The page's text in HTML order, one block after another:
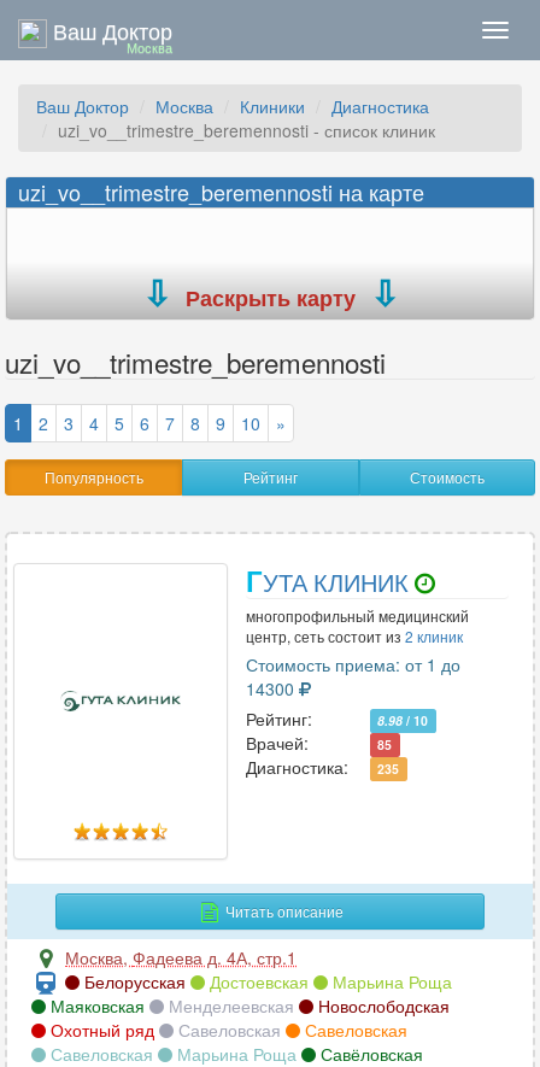
Ваш Доктор
Москва
Ваш Доктор Москва Клиники
Диагностика
uzi_vo__trimestre_beremennosti - список клиник
uzi_vo__trimestre_beremennosti на карте
Раскрыть карту
uzi_vo__trimestre_beremennosti
1 2 3 4 5 6 7 8 9 10 »
Популярность Рейтинг Стоимость
ГУТА КЛИНИК
многопрофильный медицинский
центр, сеть состоит из 2 клиник
Стоимость приема: от 1 до
14300
Рейтинг:
8.98 / 10
Врачей: 85
Диагностика: 235
Читать описание
Москва, Фадеева д. 4А, стр.1
Белорусская
Достоевская
Марьина Роща
Маяковская
Менделеевская
Новослободская
Охотный ряд
Савеловская
Савеловская
Савеловская
Марьина Роща Савёловская